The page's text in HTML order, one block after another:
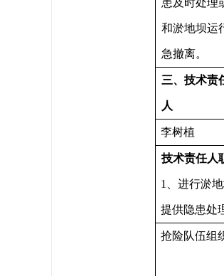
患及时处理
和淤地坝运
急撤离。
三、技术责
人
李树植
技术责任人
1、进行淤
提供隐患处
抢险队伍组